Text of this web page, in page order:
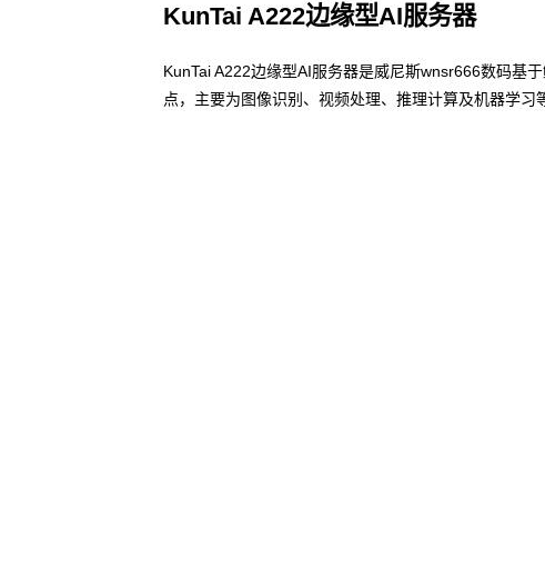
KunTai A222边缘型AI服务器
KunTai A222边缘型AI服务器是威尼斯wnsr666数码基
点，主要为图像识别、视频处理、推理计算及机器学